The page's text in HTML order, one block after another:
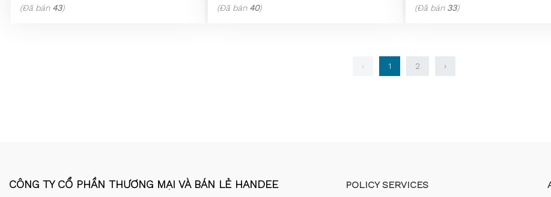
(Đã bán 43)
(Đã bán 40)
(Đã bán 33)
‹ 1 2 ›
CÔNG TY CỔ PHẦN THƯƠNG MẠI VÀ BÁN LẺ HANDEE POLICY SERVICES